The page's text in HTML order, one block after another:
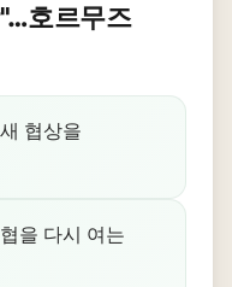
호르무즈
협상을
을 다시 여는